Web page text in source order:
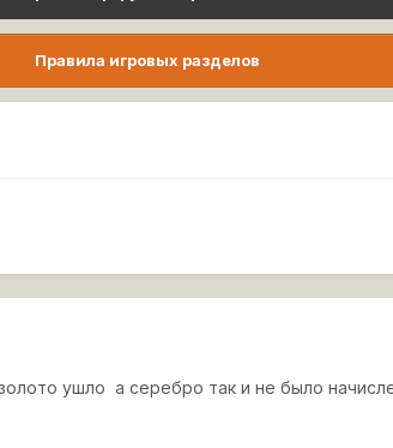
Правила игровых разделов
ушло а серебро так и не было